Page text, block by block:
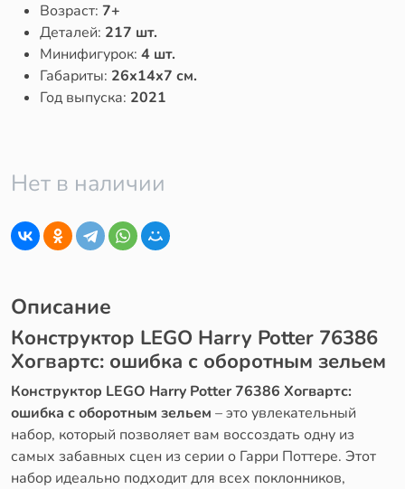
Возраст: 7+
Деталей: 217 шт.
Минифигурок: 4 шт.
Габариты: 26x14x7 см.
Год выпуска: 2021
Нет в наличии
Описание
Конструктор LEGO Harry Potter 76386
Хогвартс: ошибка с оборотным зельем
Конструктор LEGO Harry Potter 76386 Хогвартс:
ошибка с оборотным зельем – это увлекательный
набор, который позволяет вам воссоздать одну из
самых забавных сцен из серии о Гарри Поттере. Этот
набор идеально подходит для всех поклонников,